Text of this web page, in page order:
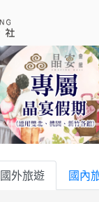
會員登入
國外旅遊
國內旅遊
客製服務
國外旅遊 國內